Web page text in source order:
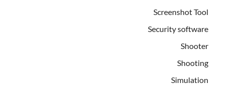
Screenshot Tool
Security software
Shooter
Shooting
Simulation